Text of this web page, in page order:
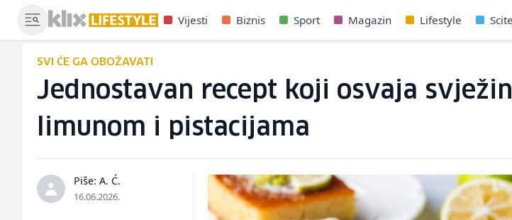
Vijesti Biznis Sport Magazin Lifestyle
SVI ĆE GA OBOŽAVATI
Jednostavan recept koji osvaja
limunom i pistacijama
Piše: A. Ć.
16.06.2026.